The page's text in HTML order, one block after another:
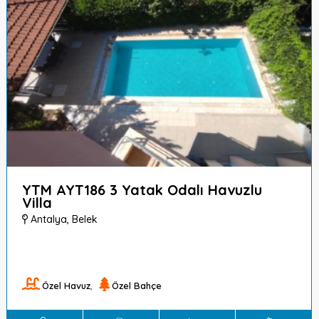
YTM AYT186 3 Yatak Odalı Havuzlu
Villa
Antalya,Belek
Özel Havuz Özel Bahçe